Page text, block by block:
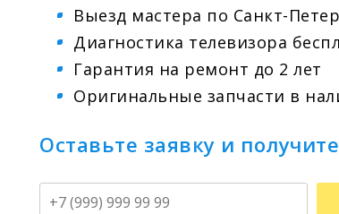
Выезд мастера по Санкт-
Диагностика телевизора
Гарантия на ремонт до 2 лет
Оригинальные запчасти в
Оставьте заявку и